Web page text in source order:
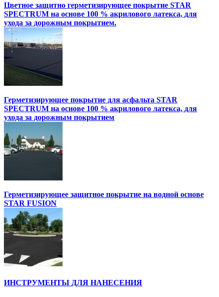
Цветное защитно герметизирующее покрытие STAR
SPECTRUM на основе 100 % акрилового латекса, для
ухода за дорожным покрытием.
Герметизирующее покрытие для асфальта STAR
SPECTRUM на основе 100 % акрилового латекса, для
ухода за дорожным покрытием
Герметизирующее защитное покрытие на водной основе
STAR FUSION
ИНСТРУМЕНТЫ ДЛЯ НАНЕСЕНИЯ